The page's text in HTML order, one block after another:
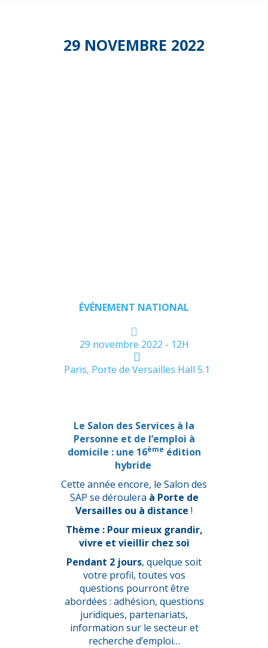
29 NOVEMBRE 2022
ÉVÉNEMENT NATIONAL
29 novembre 2022 - 12H
Paris, Porte de Versailles Hall 5.1
Le Salon des Services à la
Personne et de l’emploi à
domicile : une 16ème édition
hybride
Cette année encore, le Salon des
SAP se déroulera à Porte de
Versailles ou à distance !
Thème : Pour mieux grandir,
vivre et vieillir chez soi
Pendant 2 jours, quelque soit
votre profil, toutes vos
questions pourront être
abordées : adhésion, questions
juridiques, partenariats,
information sur le secteur et
recherche d’emploi…